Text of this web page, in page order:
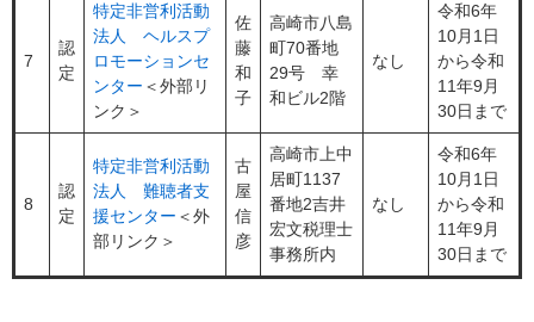
7
認
定
特定非営利活動
法人 ヘルスプ
ロモーションセ
ンター ＜外部リ
ンク＞
佐
藤
和
子
高崎市八島
町70番地
29号 幸
和ビル2階
なし
令和6年
10月1日
から令和
11年9月
30日まで
8
認
定
特定非営利活動
法人 難聴者支
援センター ＜外
部リンク＞
古
屋
信
彦
高崎市上中
居町1137
番地2吉井
宏文税理士
事務所内
なし
令和6年
10月1日
から令和
11年9月
30日まで